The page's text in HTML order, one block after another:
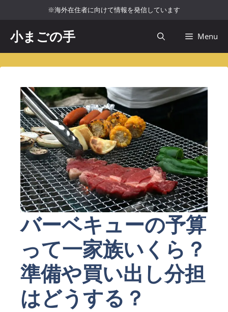
ツ
へ
※海外在住者に向けて情報を発信しています
小まごの手 Menu
バーベキューの予算
って一家族いくら？
準備や買い出し分担
はどうする？